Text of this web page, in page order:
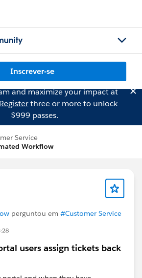
Inscrever-se
and maximize your impact at
Registerthree or more to unlock
$999 passes.
Service
Workflow
perguntou em #Customer Service
users assign tickets back